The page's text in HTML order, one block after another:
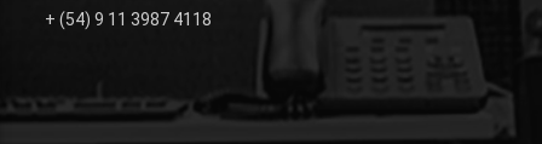
+ (54) 9 11 3987 4118